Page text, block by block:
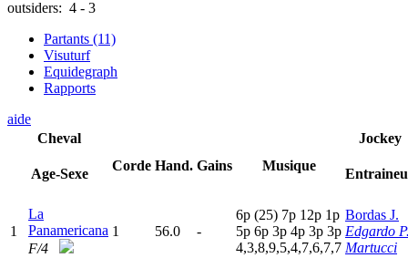
outsiders: 4 - 3
Partants (11)
Visuturf
Equidegraph
Rapports
aide
Cheval
Age-Sexe
Corde Hand. Gains Musique
Jockey
1
La
Panamericana
F/4
1 56.0 -
6p (25) 7p 12p 1p
5p 6p 3p 4p 3p 3p
4,3,8,9,5,4,7,6,7,7
Bordas J.
Edgardo
Martucci